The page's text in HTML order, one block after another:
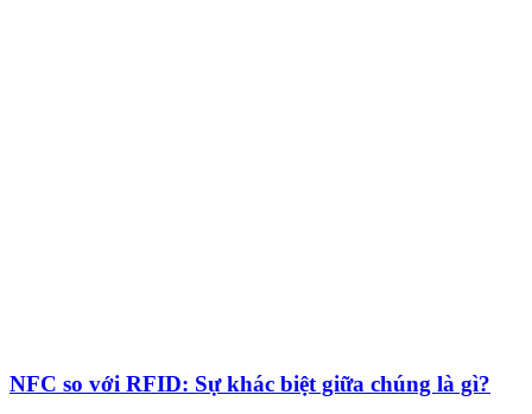
NFC so với RFID: Sự khác biệt giữa chúng là gì?